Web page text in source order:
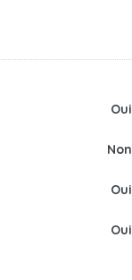
Oui
Non
Oui
Oui